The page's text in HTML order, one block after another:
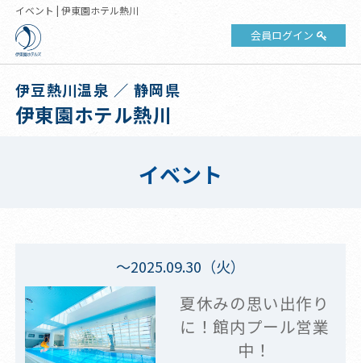
イベント | 伊東園ホテル熱川
会員ログイン
伊豆熱川温泉 ／ 静岡県
伊東園ホテル熱川
イベント
～2025.09.30（火）
夏休みの思い出作り
に！館内プール営業
中！